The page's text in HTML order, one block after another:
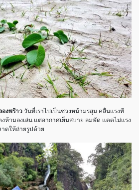
งพร้าว วันที่เราไปเป็นช่วงหน้ามรสุม คลื่นแรงที
ห้ามลงเล่น แต่อากาศเย็นสบาย ลมพัด แดดไม่แรง
ดให้ถ่ายรูปด้วย